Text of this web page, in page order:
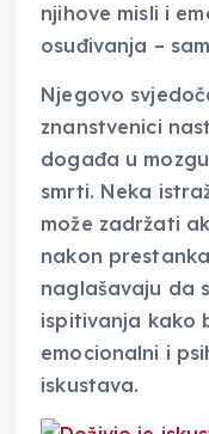
njihove misli i
osuđivanja –
Njegovo
znanstvenici
događa u
smrti. Neka
može zadržati
nakon
naglašavaju da
ispitivanja kako
emocionalni i
iskustava.